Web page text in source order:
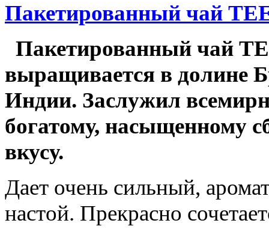
Пакетированный чай
Пакетированный чай
выращивается в долине
Индии. Заслужил
богатому, насыщенному
вкусу.
Дает очень сильный,
настой. Прекрасно